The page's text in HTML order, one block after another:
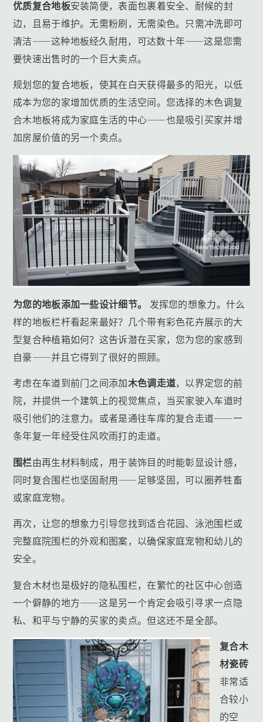
优质复合地板安装简便，表面包裹着安全、耐候的封
边，且易于维护。无需粉刷，无需染色。只需冲洗即可
清洁——这种地板经久耐用，可达数十年——这是您需
要快速出售时的一个巨大卖点。
规划您的复合地板，使其在白天获得最多的阳光，以低
成本为您的家增加优质的生活空间。您选择的木色调复
合木地板将成为家庭生活的中心——也是吸引买家并增
加房屋价值的另一个卖点。
为您的地板添加一些设计细节。
发挥您的想象力。什么
样的地板栏杆看起来最好？几个带有彩色花卉展示的大
型复合种植箱如何？这告诉潜在买家，您为您的家感到
自豪——并且它得到了很好的照顾。
考虑在车道到前门之间添加木色调走道，以界定您的前
院，并提供一个建筑上的视觉焦点，当买家驶入车道时
吸引他们的注意力。或者是通往车库的复合走道——一
条年复一年经受住风吹雨打的走道。
围栏由再生材料制成，用于装饰目的时能彰显设计感，
同时复合围栏也坚固耐用——足够坚固，可以圈养牲畜
或家庭宠物。
再次，让您的想象力引导您找到适合花园、泳池围栏或
完整庭院围栏的外观和图案，以确保家庭宠物和幼儿的
安全。
复合木材也是极好的隐私围栏，在繁忙的社区中心创造
一个僻静的地方——这是另一个肯定会吸引寻求一点隐
私、和平与宁静的买家的卖点。但这还不是全部。
复合木
材瓷砖
非常适
合较小
的空